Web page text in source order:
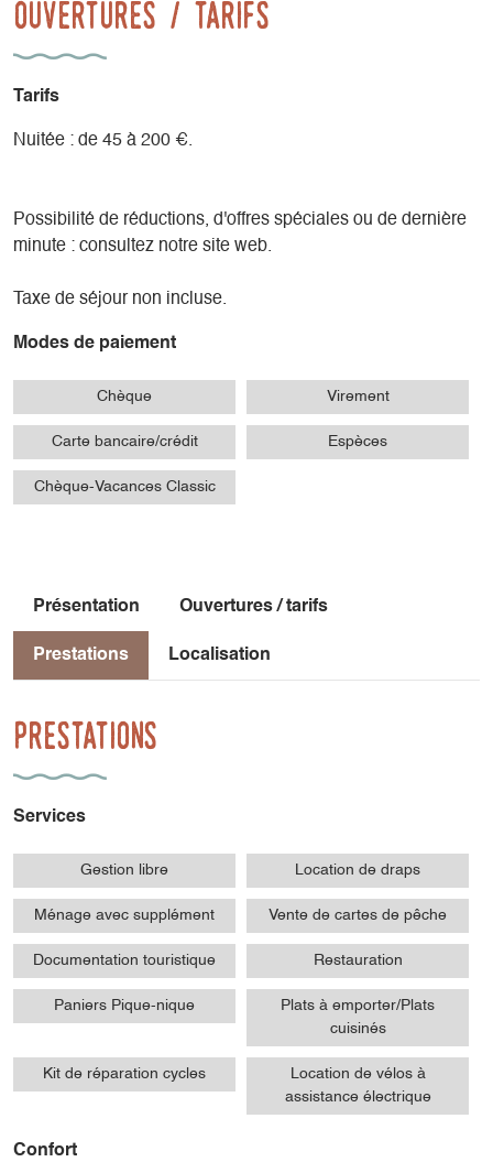
Ouvertures / tarifs
Tarifs
Nuitée : de 45 à 200 €.
Possibilité de réductions, d'offres spéciales ou de dernière
minute : consultez notre site web.
Taxe de séjour non incluse.
Modes de paiement
Chèque Virement
Carte bancaire/crédit Espèces
Chèque-Vacances Classic
Présentation Ouvertures / tarifs
Prestations Localisation
Prestations
Services
Gestion libre Location de draps
Ménage avec supplément Vente de cartes de pêche
Documentation touristique Restauration
Paniers Pique-nique
Plats à emporter/Plats
cuisinés
Kit de réparation cycles
Location de vélos à
assistance électrique
Confort